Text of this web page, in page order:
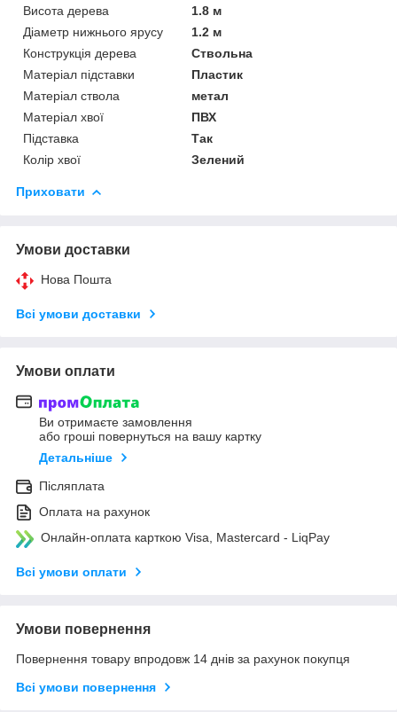
Висота дерева
1.8 м
Діаметр нижнього ярусу
1.2 м
Конструкція дерева
Ствольна
Матеріал підставки
Пластик
Матеріал ствола
метал
Матеріал хвої
ПВХ
Підставка
Так
Колір хвої
Зелений
Приховати
Умови доставки
Нова Пошта
Всі умови доставки
Умови оплати
Ви отримаєте замовлення
або гроші повернуться на вашу картку
Детальніше
Післяплата
Оплата на рахунок
Онлайн-оплата карткою Visa, Mastercard - LiqPay
Всі умови оплати
Умови повернення
Повернення товару впродовж 14 днів за рахунок покупця
Всі умови повернення